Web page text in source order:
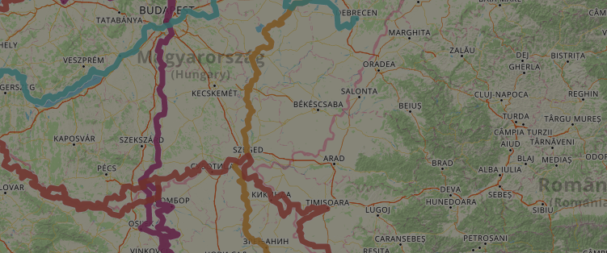
Expiration Description
1 an 1
mois
This cookie is associated with the Django web development
platform for Python. It is designed to help protect a site against
at particular type of software attack on web forms.
59
minutes
42
secondes
This cookie is associated with Cloudflare's challenge-response
tests, which are used to ensure that the website's traffic is
legitimate and not coming from automated bots. It is part of
Cloudflare's security features.
29
minutes
50
secondes
This cookie is used to distinguish between humans and bots.
This is beneficial for the website, in order to make valid reports
on the use of their website.
29
minutes
44
secondes
This cookie is used to distinguish between humans and bots.
This is beneficial for the website, in order to make valid reports
on the use of their website.
Politique de confidentialité de Google